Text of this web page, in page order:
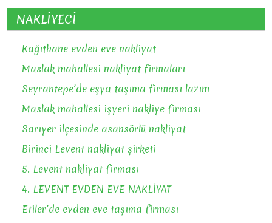
NAKLİYECİ
Kağıthane evden eve nakliyat
Maslak mahallesi nakliyat firmaları
Seyrantepe’de eşya taşıma firması lazım
Maslak mahallesi işyeri nakliye firması
Sarıyer ilçesinde asansörlü nakliyat
Birinci Levent nakliyat şirketi
5. Levent nakliyat firması
4. LEVENT EVDEN EVE NAKLİYAT
Etiler’de evden eve taşıma firması